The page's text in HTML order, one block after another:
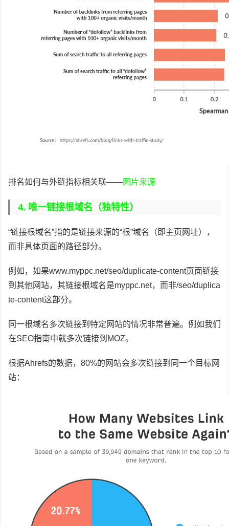
排名如何与外链指标相关联——图片来源
4. 唯一链接根域名（独特性）
“链接根域名”指的是链接来源的“根”域名（即主页网址），
而非具体页面的路径部分。
例如，如果www.myppc.net/seo/duplicate-content页面链接
到其他网站，其链接根域名是myppc.net，而非/seo/duplica
te-content这部分。
同一根域名多次链接到特定网站的情况非常普遍。例如我们
在SEO指南中就多次链接到MOZ。
根据Ahrefs的数据，80%的网站会多次链接到同一个目标网
站：